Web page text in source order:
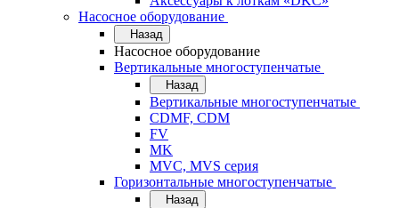
Насосное оборудование
Назад
Насосное оборудование
Вертикальные многоступенчатые
Назад
Вертикальные многоступенчатые
CDMF, CDM
FV
MK
MVC, MVS серия
Горизонтальные многоступенчатые
Назад